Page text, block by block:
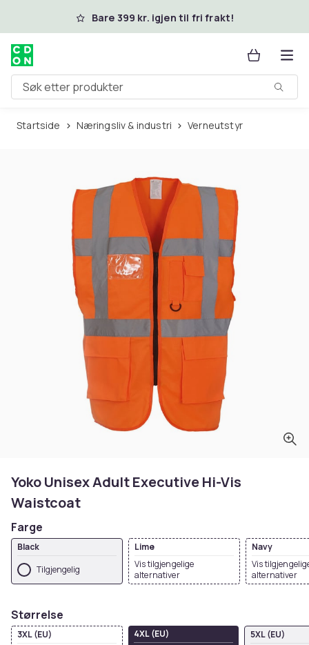
Hopp til hovedinnholdBare 399 kr. igjen til fri frakt!
Søk etter produkter
Startside Næringsliv & industri Verneutstyr
Yoko Unisex Adult Executive Hi-Vis
Waistcoat
Farge
Black
Tilgjengelig
Lime
Vis tilgjengelige
alternativer
Navy
Vis
alternativer
Størrelse
3XL (EU)
4XL (EU)
5XL (EU)